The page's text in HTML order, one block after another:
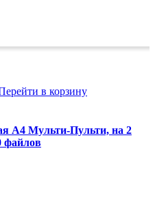
в корзину
А4 Мульти-Пульти, на 2
файлов